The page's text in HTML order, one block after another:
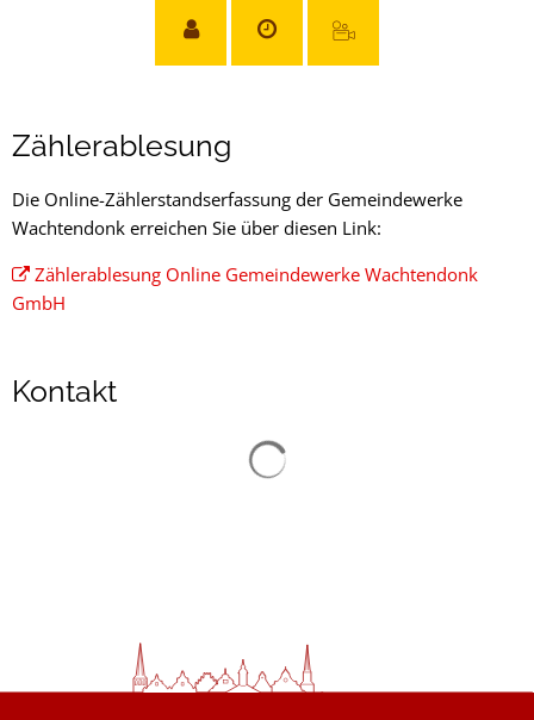
Zählerablesung
Zählerablesung
Die Online-Zählerstandserfassung der Gemeindewerke
Wachtendonk erreichen Sie über diesen Link:
Zählerablesung Online Gemeindewerke Wachtendonk
GmbH
Kontakt